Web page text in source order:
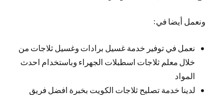
ونعمل أيضا في:
نعمل في توفير خدمة غسيل برادات وغسيل ثلاجات من
خلال معلم ثلاجات اسطبلات الجهراء وباستخدام احدث
المواد
لدينا خدمة تصليح ثلاجات الكويت بخبرة افضل فريق